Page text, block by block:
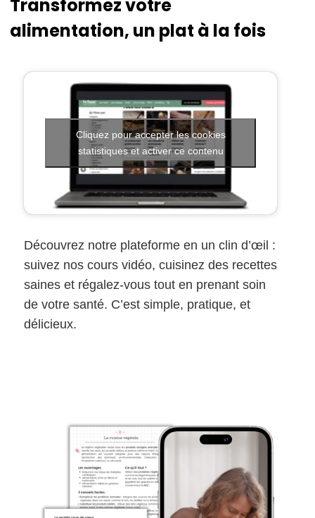
Transformez votre
alimentation, un plat à la fois
Cliquez pour accepter les cookies
statistiques et activer ce contenu
Découvrez notre plateforme en un clin d’œil :
suivez nos cours vidéo, cuisinez des recettes
saines et régalez-vous tout en prenant soin
de votre santé. C’est simple, pratique, et
délicieux.